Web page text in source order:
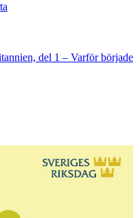
del 1 – Varför började